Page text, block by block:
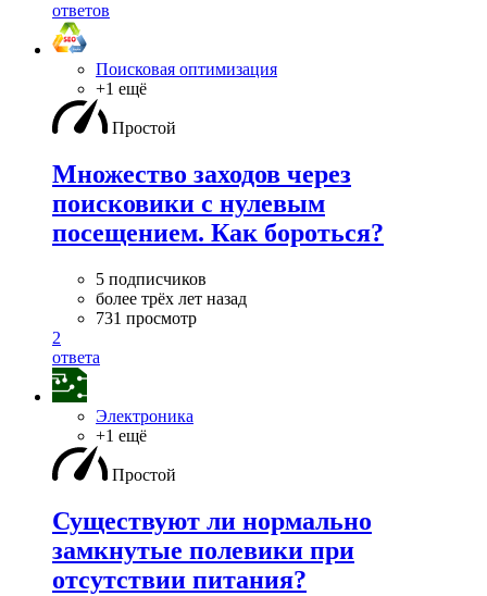
ответов
Поисковая оптимизация
+1 ещё
Простой
Множество заходов через
поисковики с нулевым
посещением. Как бороться?
5 подписчиков
более трёх лет назад
731 просмотр
2
ответа
Электроника
+1 ещё
Простой
Существуют ли нормально
замкнутые полевики при
отсутствии питания?